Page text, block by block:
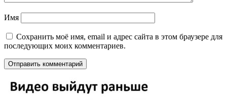
Имя
Сохранить моё имя, email и адрес сайта в этом браузере для
последующих моих комментариев.